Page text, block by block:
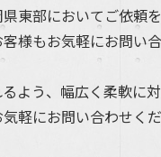
東部においてご依頼を
様もお気軽にお問い
よう、幅広く柔軟に
軽にお問い合わせくだ